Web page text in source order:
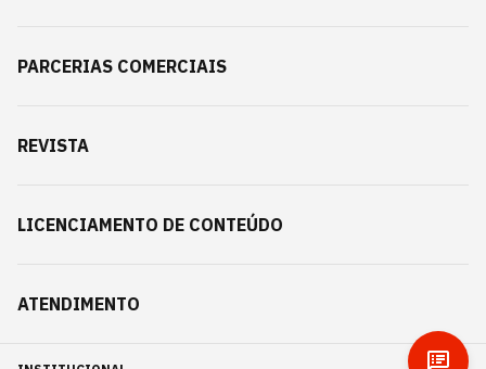
PARCERIAS COMERCIAIS
REVISTA
LICENCIAMENTO DE CONTEÚDO
ATENDIMENTO